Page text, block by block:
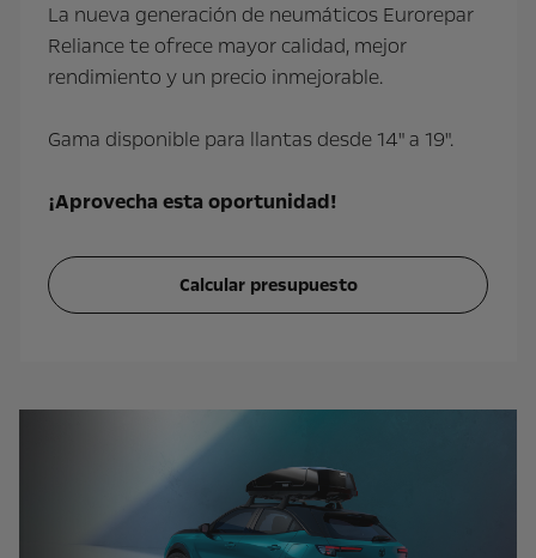
La nueva generación de neumáticos Eurorepar
Reliance te ofrece mayor calidad, mejor
rendimiento y un precio inmejorable.
Gama disponible para llantas desde 14" a 19".
¡Aprovecha esta oportunidad!
Calcular presupuesto